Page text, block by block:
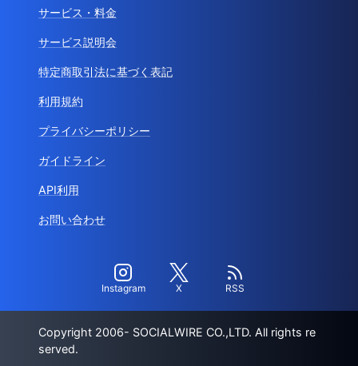
サービス・料金
サービス説明会
特定商取引法に基づく表記
利用規約
プライバシーポリシー
ガイドライン
API利用
お問い合わせ
Instagram X RSS
Copyright 2006- SOCIALWIRE CO.,LTD. All rights re
served.